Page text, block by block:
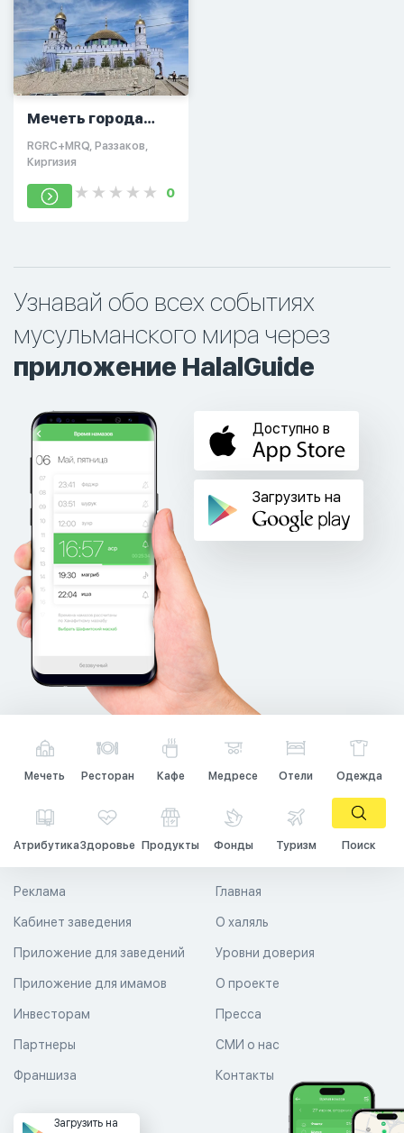
Мечеть города
Исфана
RGRC+MRQ, Раззаков,
Киргизия
0
Узнавай обо всех событиях
мусульманского мира через
приложение HalalGuide
Доступно в
Загрузить на
Мечеть Ресторан Кафе Медресе Отели Одежда
АтрибутикаЗдоровье Продукты Фонды Туризм Поиск
Главная
О халяль
Уровни доверия
Реклама
Кабинет заведения
Приложение для заведений
Приложение для имамов О проекте
Пресса
СМИ о нас
Контакты
Инвесторам
Партнеры
Франшиза
Загрузить на